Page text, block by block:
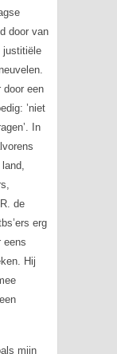
door van
justitiële
door een
’niet
In
de
erg
eens
Hij
mijn